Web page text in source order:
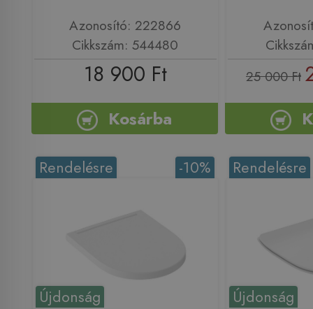
Azonosító: 222866
Cikkszám: 544480
18 900 Ft
Kosárba
25 000 Ft
Újdonság
-10%
Rendelésre
Újdonság
Rendelésre